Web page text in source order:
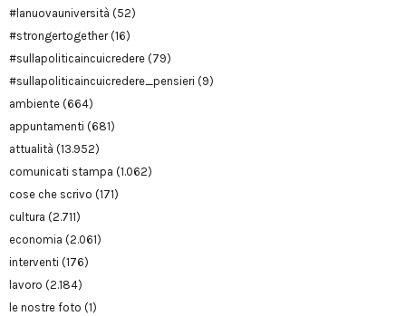
#lanuovauniversità (52)
#strongertogether(16)
#sullapoliticaincuicredere (79)
#sullapoliticaincuicredere_pensieri (9)
ambiente (664)
appuntamenti (681)
attualità (13.952)
comunicati stampa (1.062)
cose che scrivo (171)
cultura (2.711)
economia (2.061)
interventi (176)
lavoro (2.184)
le nostre foto (1)